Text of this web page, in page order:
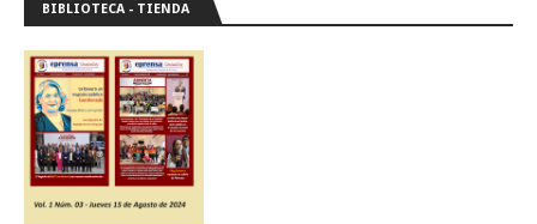
BIBLIOTECA - TIENDA